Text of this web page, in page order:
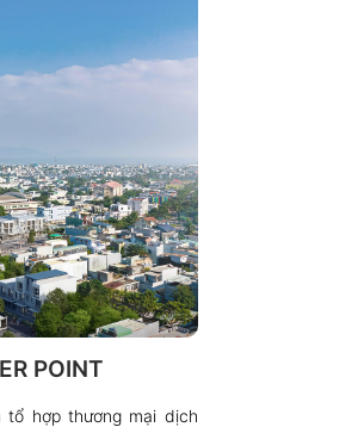
POINT
tổ hợp thương mại dịch